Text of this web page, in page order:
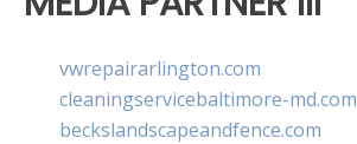
vwrepairarlington.com
cleaningservicebaltimore-md.com
beckslandscapeandfence.com